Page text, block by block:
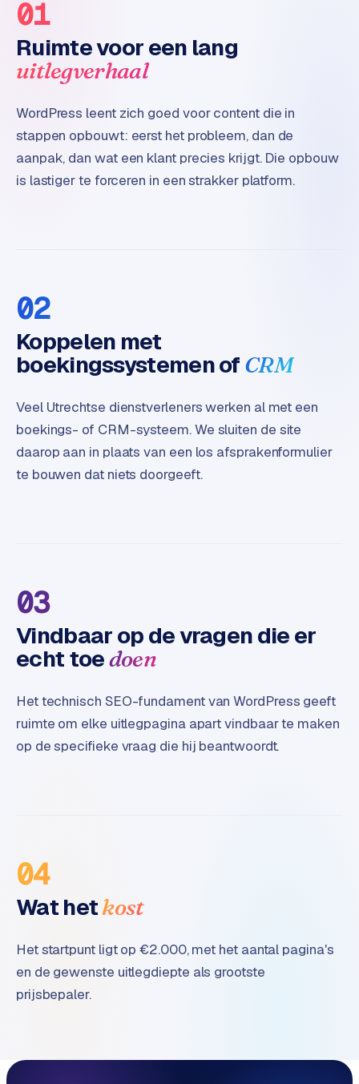
e
01
Ruimte voor een lang
uitlegverhaal
WordPress leent zich goed voor content die in
stappen opbouwt: eerst het probleem, dan de
aanpak, dan wat een klant precies krijgt. Die opbouw
is lastiger te forceren in een strakker platform.
02
Koppelen met
boekingssystemen of CRM
Veel Utrechtse dienstverleners werken al met een
boekings- of CRM-systeem. We sluiten de site
daarop aan in plaats van een los afsprakenformulier
te bouwen dat niets doorgeeft.
03
Vindbaar op de vragen die er
echt toedoen
Het technisch SEO-fundament van WordPress geeft
ruimte om elke uitlegpagina apart vindbaar te maken
op de specifieke vraag die hij beantwoordt.
04
Wat hetkost
Het startpunt ligt op €2.000, met het aantal pagina's
en de gewenste uitlegdiepte als grootste
prijsbepaler.